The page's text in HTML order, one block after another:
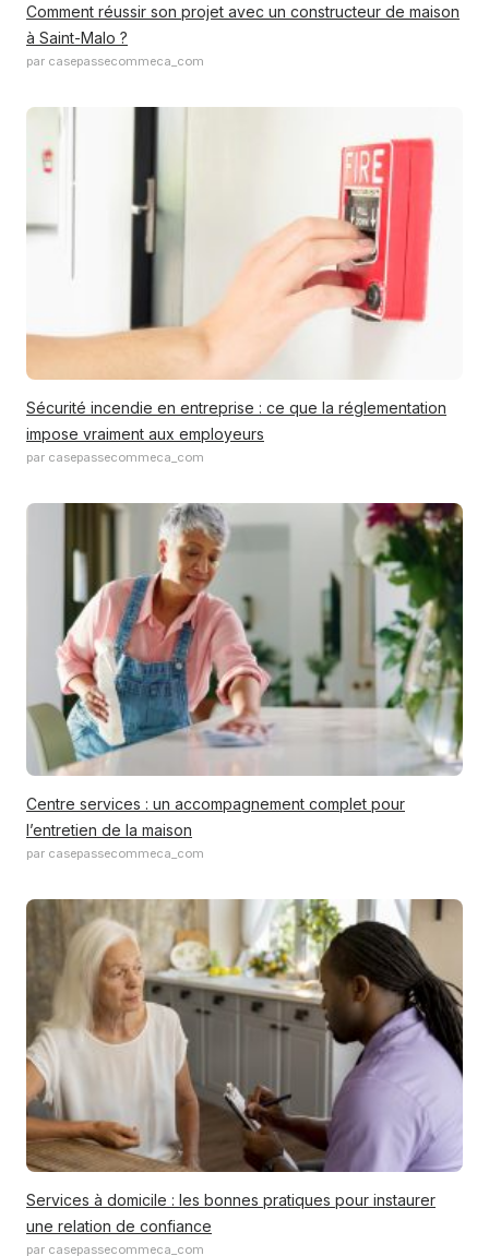
Comment réussir son projet avec un constructeur de maison
à Saint-Malo ?
par casepassecommeca_com
Sécurité incendie en entreprise : ce que la réglementation
impose vraiment aux employeurs
par casepassecommeca_com
Centre services : un accompagnement complet pour
l’entretien de la maison
par casepassecommeca_com
Services à domicile : les bonnes pratiques pour instaurer
une relation de confiance
par casepassecommeca_com